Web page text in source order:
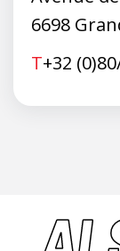
6698
T+32